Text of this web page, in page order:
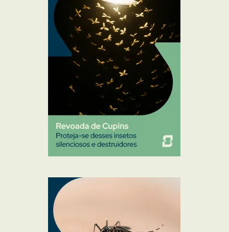
Percevejo de Cama
Pulgas e Carrapatos
Ratos
Sanitização
Traças